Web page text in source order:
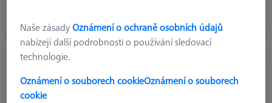
Naše zásadyOznámení o ochraně osobních údajů
nabízejí další podrobnosti o používání sledovací
technologie.
Oznámení o souborech cookieOznámení o souborech
cookie